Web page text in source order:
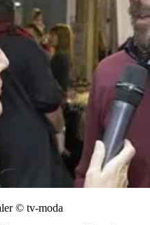
© tv-moda